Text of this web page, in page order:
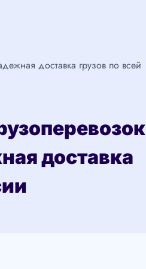
доставка грузов по всей
доставка